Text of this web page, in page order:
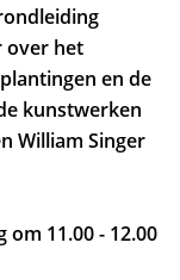
over het
en de
kunstwerken
William Singer
om 11.00 - 12.00